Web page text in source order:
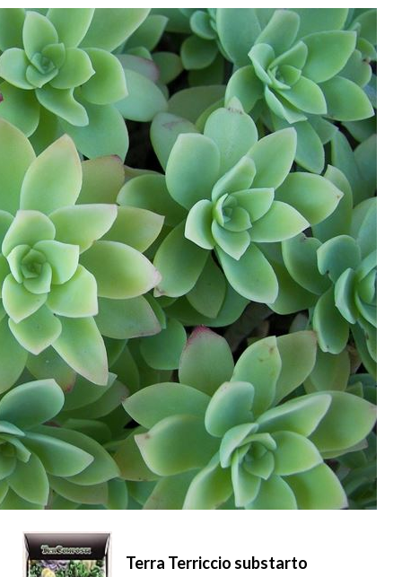
Terra Terriccio substarto